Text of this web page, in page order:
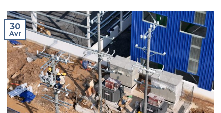
30
Avr